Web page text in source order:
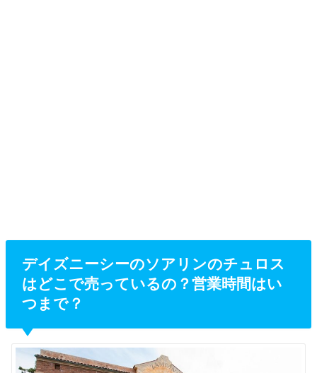
デイズニーシーのソアリンのチュロス
はどこで売っているの？営業時間はい
つまで？